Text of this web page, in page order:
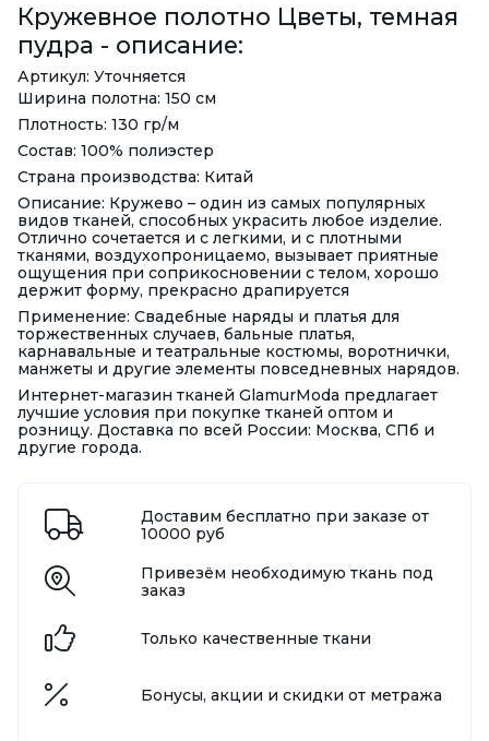
Кружевное полотно Цветы, темная
пудра - описание:
Артикул: Уточняется
Ширина полотна: 150 см
Плотность: 130 гр/м
Состав: 100% полиэстер
Страна производства: Китай
Описание: Кружево – один из самых популярных
видов тканей, способных украсить любое изделие.
Отлично сочетается и с легкими, и с плотными
тканями, воздухопроницаемо, вызывает приятные
ощущения при соприкосновении с телом, хорошо
держит форму, прекрасно драпируется
Применение: Свадебные наряды и платья для
торжественных случаев, бальные платья,
карнавальные и театральные костюмы, воротнички,
манжеты и другие элементы повседневных нарядов.
Интернет-магазин тканей GlamurModa предлагает
лучшие условия при покупке тканей оптом и
розницу. Доставка по всей России: Москва, СПб и
другие города.
Доставим бесплатно при заказе от
10000 руб
Привезём необходимую ткань под
заказ
Только качественные ткани
Бонусы, акции и скидки от метража